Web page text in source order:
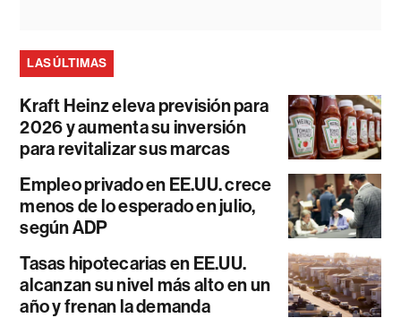
LAS ÚLTIMAS
Kraft Heinz eleva previsión para
2026 y aumenta su inversión
para revitalizar sus marcas
Empleo privado en EE.UU. crece
menos de lo esperado en julio,
según ADP
Tasas hipotecarias en EE.UU.
alcanzan su nivel más alto en un
año y frenan la demanda